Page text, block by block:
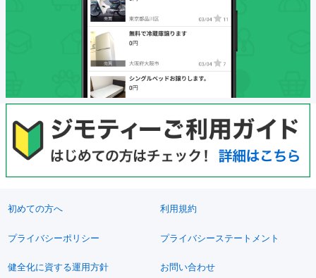
初めての方へ 利用規約
プライバシーポリシー プライバシーステートメント
健全化に資する運用方針 お問い合わせ